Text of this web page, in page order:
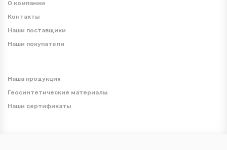
О компании
Контакты
Наши поставщики
Наши покупатели
Наша продукция
Геосинтетические материалы
Наши сертификаты